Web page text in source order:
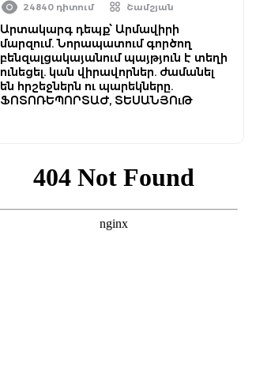
24840 դիտում Շամշյան
Արտակարգ դեպք՝ Արմավիրի
մարզում. Նորապատում գործող
բենզալցակայանում պայթյուն է տեղի
ունեցել. կան վիրավորներ. ժամանել
են հրշեջներն ու պարեկները.
ՖՈՏՈՌԵՊՈՐՏԱԺ, ՏԵՍԱՆՅՈւԹ